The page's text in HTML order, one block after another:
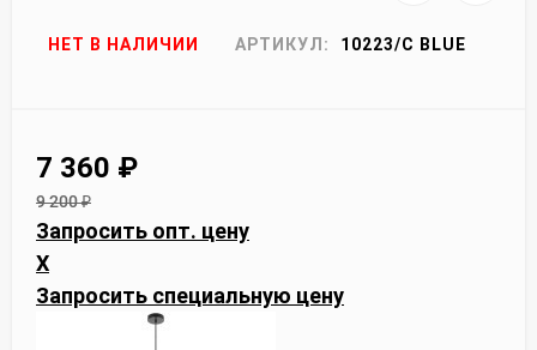
НЕТ В НАЛИЧИИ АРТИКУЛ: 10223/C BLUE
7 360 ₽
9 200₽
Запросить опт. цену
X
Запросить специальную цену